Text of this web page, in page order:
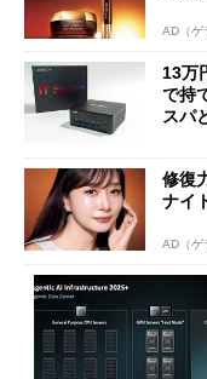
AD（ゲ
13万
で持
スパ
修復
ナイ
AD（ゲ